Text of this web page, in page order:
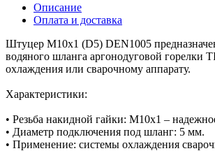
Описание
Оплата и доставка
Штуцер М10х1 (D5) DEN1005
водяного шланга аргонодуговой горелки
охлаждения или сварочному аппарату.
Характеристики:
• Резьба накидной гайки: М10х1 –
• Диаметр подключения под шланг: 5 мм.
• Применение: системы охлаждения